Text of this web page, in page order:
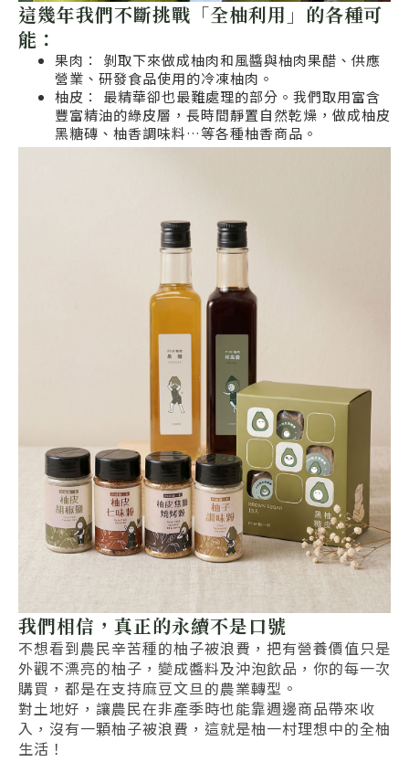
這幾年我們不斷挑戰「全柚利用」的各種可
能：
果肉： 剝取下來做成柚肉和風醬與柚肉果醋、供應
營業、研發食品使用的冷凍柚肉。
柚皮： 最精華卻也最難處理的部分。我們取用富含
豐富精油的綠皮層，長時間靜置自然乾燥，做成柚皮
黑糖磚、柚香調味料…等各種柚香商品。
我們相信，真正的永續不是口號
不想看到農民辛苦種的柚子被浪費，把有營養價值只是
外觀不漂亮的柚子，變成醬料及沖泡飲品，你的每一次
購買，都是在支持麻豆文旦的農業轉型。
對土地好，讓農民在非產季時也能靠週邊商品帶來收
入，沒有一顆柚子被浪費，這就是柚一村理想中的全柚
生活！